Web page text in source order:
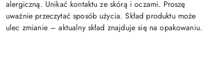
alergiczną. Unikać kontaktu ze skórą i oczami. Proszę
uważnie przeczytać sposób użycia. Skład produktu może
ulec zmianie – aktualny skład znajduje się na opakowaniu.